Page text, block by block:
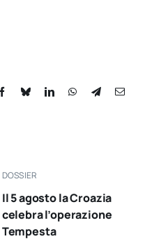
DOSSIER
Il 5 agosto la Croazia
celebra l’operazione
Tempesta